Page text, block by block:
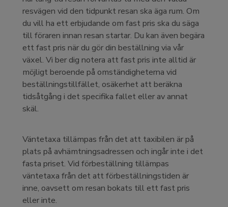
resvägen vid den tidpunkt resan ska äga rum. Om
du vill ha ett erbjudande om fast pris ska du säga
till föraren innan resan startar. Du kan även begära
ett fast pris när du gör din beställning via vår
växel. Vi ber dig notera att fast pris inte alltid är
möjligt beroende på omständigheterna vid
beställningstillfället, osäkerhet att beräkna
tidsåtgång i det specifika fallet eller av annat
skäl.
Väntetaxa tillämpas från det att taxibilen är på
plats på avhämtningsadressen och ingår inte i det
fasta priset. Vid förbeställning tillämpas
väntetaxa från det att förbeställningstiden är
inne, oavsett om resan bokats till ett fast pris
eller inte.